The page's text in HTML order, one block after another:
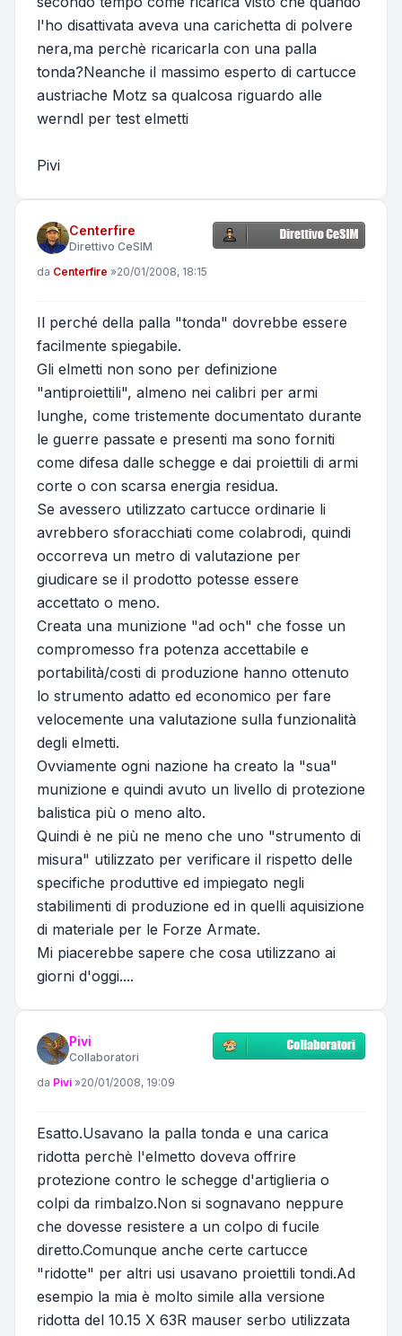
l'ho disattivata aveva una carichetta di polvere
nera,ma perchè ricaricarla con una palla
tonda?Neanche il massimo esperto di cartucce
austriache Motz sa qualcosa riguardo alle
werndl per test elmetti
Pivi
Centerfire
Direttivo CeSIM
Messaggio
da Centerfire »20/01/2008, 18:15
Il perché della palla "tonda" dovrebbe essere
facilmente spiegabile.
Gli elmetti non sono per definizione
"antiproiettili", almeno nei calibri per armi
lunghe, come tristemente documentato durante
le guerre passate e presenti ma sono forniti
come difesa dalle schegge e dai proiettili di armi
corte o con scarsa energia residua.
Se avessero utilizzato cartucce ordinarie li
avrebbero sforacchiati come colabrodi, quindi
occorreva un metro di valutazione per
giudicare se il prodotto potesse essere
accettato o meno.
Creata una munizione "ad och" che fosse un
compromesso fra potenza accettabile e
portabilità/costi di produzione hanno ottenuto
lo strumento adatto ed economico per fare
velocemente una valutazione sulla funzionalità
degli elmetti.
Ovviamente ogni nazione ha creato la "sua"
munizione e quindi avuto un livello di protezione
balistica più o meno alto.
Quindi è ne più ne meno che uno "strumento di
misura" utilizzato per verificare il rispetto delle
specifiche produttive ed impiegato negli
stabilimenti di produzione ed in quelli aquisizione
di materiale per le Forze Armate.
Mi piacerebbe sapere che cosa utilizzano ai
giorni d'oggi....
Pivi
Collaboratori
Messaggio
da Pivi »20/01/2008, 19:09
Esatto.Usavano la palla tonda e una carica
ridotta perchè l'elmetto doveva offrire
protezione contro le schegge d'artiglieria o
colpi da rimbalzo.Non si sognavano neppure
che dovesse resistere a un colpo di fucile
diretto.Comunque anche certe cartucce
"ridotte" per altri usi usavano proiettili tondi.Ad
esempio la mia è molto simile alla versione
ridotta del 10.15 X 63R mauser serbo utilizzata